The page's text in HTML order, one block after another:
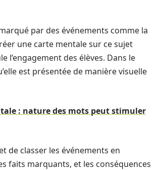
par des événements comme la
une carte mentale sur ce sujet
l’engagement des élèves. Dans le
est présentée de manière visuelle
: nature des mots peut stimuler
de classer les événements en
faits marquants, et les conséquences